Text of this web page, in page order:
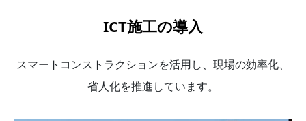
ICT施工の導入
スマートコンストラクションを活用し、現場の効率化、
省人化を推進しています。